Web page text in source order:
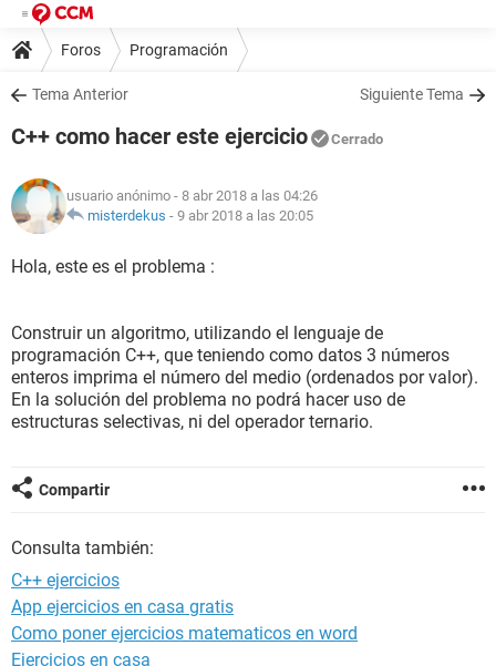
Foros Programación
Tema Anterior Siguiente Tema
C++ como hacer este ejercicio Cerrado
usuario anónimo - 8 abr 2018 a las 04:26
misterdekus - 9 abr 2018 a las 20:05
Hola, este es el problema :
Construir un algoritmo, utilizando el lenguaje de
programación C++, que teniendo como datos 3 números
enteros imprima el número del medio (ordenados por valor).
En la solución del problema no podrá hacer uso de
estructuras selectivas, ni del operador ternario.
Compartir
Consulta también:
C++ ejercicios
App ejercicios en casa gratis
Como poner ejercicios matematicos en word
Ejercicios en casa